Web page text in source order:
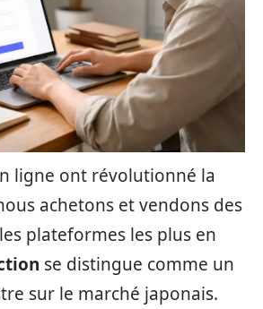
ligne ont révolutionné la
achetons et vendons des
plateformes les plus en
se distingue comme un
sur le marché japonais.